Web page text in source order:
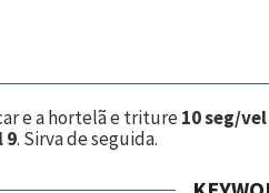
e a hortelã e triture10 seg/
9. Sirva de seguida.